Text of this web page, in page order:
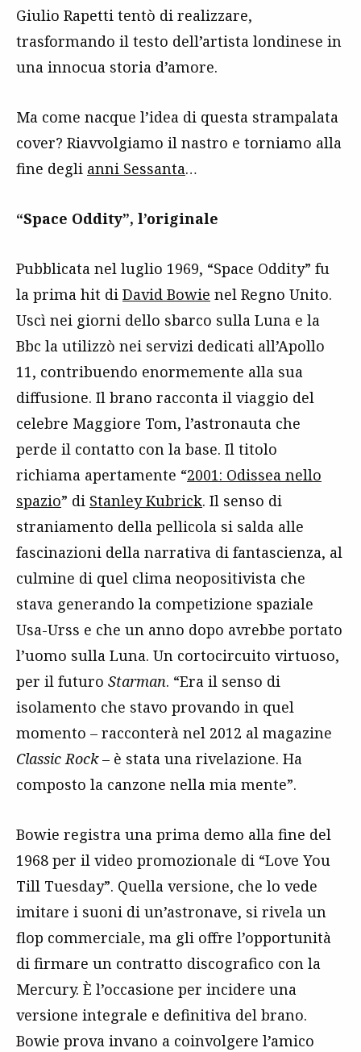
Giulio Rapetti tentò di realizzare,
trasformando il testo dell’artista londinese in
una innocua storia d’amore.
Ma come nacque l’idea di questa strampalata
cover? Riavvolgiamo il nastro e torniamo alla
fine degli anni Sessanta…
“Space Oddity”, l’originale
Pubblicata nel luglio 1969, “Space Oddity” fu
la prima hit di David Bowie nel Regno Unito.
Uscì nei giorni dello sbarco sulla Luna e la
Bbc la utilizzò nei servizi dedicati all’Apollo
11, contribuendo enormemente alla sua
diffusione. Il brano racconta il viaggio del
celebre Maggiore Tom, l’astronauta che
perde il contatto con la base. Il titolo
richiama apertamente “2001: Odissea nello
spazio” di Stanley Kubrick. Il senso di
straniamento della pellicola si salda alle
fascinazioni della narrativa di fantascienza, al
culmine di quel clima neopositivista che
stava generando la competizione spaziale
Usa-Urss e che un anno dopo avrebbe portato
l’uomo sulla Luna. Un cortocircuito virtuoso,
per il futuro Starman. “Era il senso di
isolamento che stavo provando in quel
momento – racconterà nel 2012 al magazine
Classic Rock– è stata una rivelazione. Ha
composto la canzone nella mia mente”.
Bowie registra una prima demo alla fine del
1968 per il video promozionale di “Love You
Till Tuesday”. Quella versione, che lo vede
imitare i suoni di un’astronave, si rivela un
flop commerciale, ma gli offre l’opportunità
di firmare un contratto discografico con la
Mercury. È l’occasione per incidere una
versione integrale e definitiva del brano.
Bowie prova invano a coinvolgere l’amico